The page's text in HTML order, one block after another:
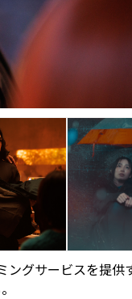
ングサービスを提